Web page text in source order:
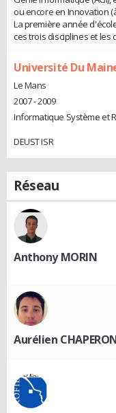
ou encore en Innovation
La première année
ces trois disciplines et les
Université Du
Le Mans
2007 - 2009
Informatique Système et
DEUST ISR
Réseau
Anthony MORIN
Aurélien